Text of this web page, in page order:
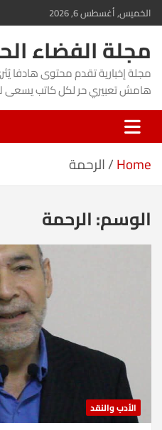
Skip
to
content
الخميس, أغسطس 6, 2026
مجلة الفضاء
مجلة إخبارية تقدم محتوى هادفا
هامش تعبيري حر لكل كاتب يسعى
Home الرحمة
الوسم:الرحمة
الأدب والنقد